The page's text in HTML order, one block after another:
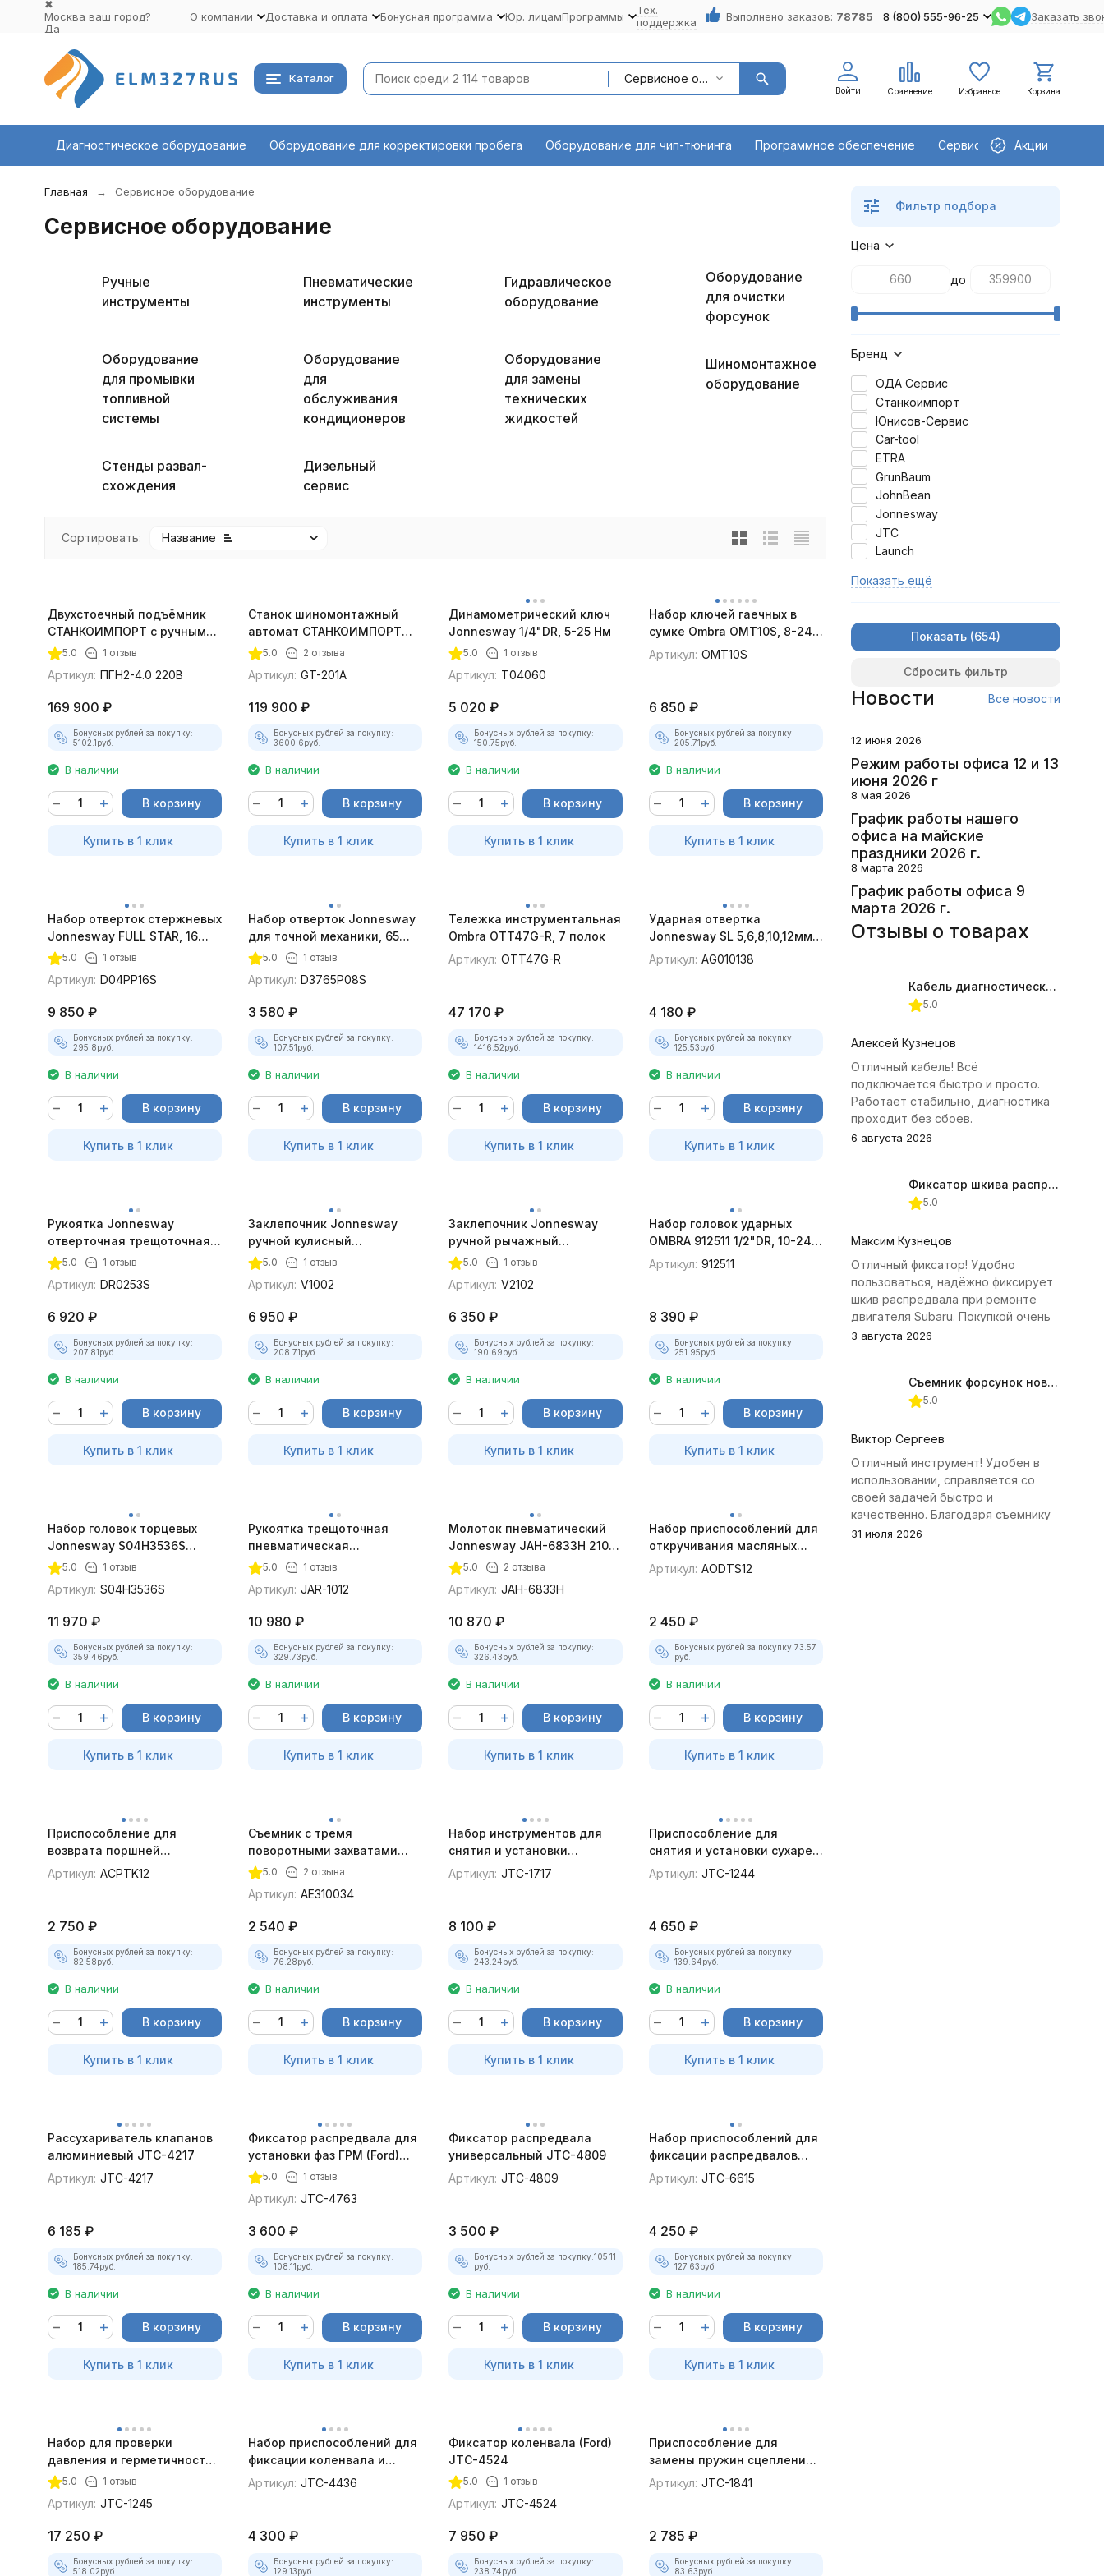
✖
Москва ваш город?
Да
О компании Доставка и оплата Бонусная программа Юр. лицамПрограммы
Тех.
поддержка
Выполнено заказов: 78785 8 (800) 555-96-25 Заказать
Каталог Сервисное оборудование
Войти Сравнение Избранное Корзина
Диагностическое оборудование Оборудование для корректировки пробега Оборудование для чип-тюнинга Программное обеспечение Сервисное оборудование
Акции
Главная Сервисное оборудование
Сервисное оборудование
Ручные
инструменты
Пневматические
инструменты
Гидравлическое
оборудование
Оборудование
для очистки
форсунок
Оборудование
для промывки
топливной
системы
Оборудование
для
обслуживания
кондиционеров
Оборудование
для замены
технических
жидкостей
Шиномонтажное
оборудование
Стенды развал-
схождения
Дизельный
сервис
Сортировать: Название
покупателей
Двухстоечный подъёмник
СТАНКОИМПОРТ с ручными
замками, 4 т., 220В
5.0 1 отзыв
Артикул: ПГН2-4.0 220В
169 900 ₽
Бонусных рублей за покупку:
5102.1руб.
В наличии
В корзину
Купить в 1 клик
Станок шиномонтажный
автомат СТАНКОИМПОРТ
(10"-24") 380В GT-201A
5.0 2 отзыва
Артикул: GT-201A
119 900 ₽
Бонусных рублей за покупку:
3600.6руб.
В наличии
В корзину
Купить в 1 клик
Динамометрический ключ
Jonnesway 1/4"DR, 5-25 Нм
5.0 1 отзыв
Артикул: T04060
5 020 ₽
Бонусных рублей за покупку:
150.75руб.
В наличии
В корзину
Купить в 1 клик
Набор ключей гаечных в
сумке Ombra OMT10S, 8-24
мм, 10 предметов
Артикул: OMT10S
6 850 ₽
Бонусных рублей за покупку:
205.71руб.
В наличии
В корзину
Купить в 1 клик
Набор отверток стержневых
Jonnesway FULL STAR, 16
предметов
5.0 1 отзыв
Артикул: D04PP16S
9 850 ₽
Бонусных рублей за покупку:
295.8руб.
В наличии
В корзину
Купить в 1 клик
Набор отверток Jonnesway
для точной механики, 65
мм, 8 предметов
5.0 1 отзыв
Артикул: D3765P08S
3 580 ₽
Бонусных рублей за покупку:
107.51руб.
В наличии
В корзину
Купить в 1 клик
Тележка инструментальная
Ombra OTT47G-R, 7 полок
Артикул: OTT47G-R
47 170 ₽
Бонусных рублей за покупку:
1416.52руб.
В наличии
В корзину
Купить в 1 клик
Ударная отвертка
Jonnesway SL 5,6,8,10,12мм
PH# 1,2,3,4 Hex 4,5,6,8, 14
предметов
Артикул: AG010138
4 180 ₽
Бонусных рублей за покупку:
125.53руб.
В наличии
В корзину
Купить в 1 клик
Рукоятка Jonnesway
отверточная трещоточная с
гибкой головкой, 53
5.0 1 отзыв
Артикул: DR0253S
6 920 ₽
Бонусных рублей за покупку:
207.81руб.
В наличии
В корзину
Купить в 1 клик
Заклепочник Jonnesway
ручной кулисный
промышленный, 2.4 - 4.8 мм
5.0 1 отзыв
Артикул: V1002
6 950 ₽
Бонусных рублей за покупку:
208.71руб.
В наличии
В корзину
Купить в 1 клик
Заклепочник Jonnesway
ручной рычажный
усиленный, 3.2 - 6.4 мм
5.0 1 отзыв
Артикул: V2102
6 350 ₽
Бонусных рублей за покупку:
190.69руб.
В наличии
В корзину
Купить в 1 клик
Набор головок ударных
OMBRA 912511 1/2"DR, 10-24
мм, 11 предметов
Артикул: 912511
8 390 ₽
Бонусных рублей за покупку:
251.95руб.
В наличии
В корзину
Купить в 1 клик
Набор головок торцевых
Jonnesway S04H3536S
3/8"DR, 36 предметов
5.0 1 отзыв
Артикул: S04H3536S
11 970 ₽
Бонусных рублей за покупку:
359.46руб.
В наличии
В корзину
Купить в 1 клик
Рукоятка трещoточная
пневматическая
укороченная Jonnesway
5.0 1 отзыв
Артикул: JAR-1012
10 980 ₽
Бонусных рублей за покупку:
329.73руб.
В наличии
В корзину
Купить в 1 клик
Молоток пневматический
Jonnesway JAH-6833H 2100
уд/мин., патрон H10
5.0 2 отзыва
Артикул: JAH-6833H
10 870 ₽
Бонусных рублей за покупку:
326.43руб.
В наличии
В корзину
Купить в 1 клик
Набор приспособлений для
откручивания масляных
пробок Thorvik AODTS12
Артикул: AODTS12
2 450 ₽
Бонусных рублей за покупку:73.57
руб.
В наличии
В корзину
Купить в 1 клик
Приспособление для
возврата поршней
цилиндров дисковых
тормозов Thorvik ACPTK12
Артикул: ACPTK12
2 750 ₽
Бонусных рублей за покупку:
82.58руб.
В наличии
В корзину
Купить в 1 клик
Съемник с тремя
поворотными захватами
Jonnesway AE310034
5.0 2 отзыва
Артикул: AE310034
2 540 ₽
Бонусных рублей за покупку:
76.28руб.
В наличии
В корзину
Купить в 1 клик
Набор инструментов для
снятия и установки
маслоотражат-х колпачков
Артикул: JTC-1717
8 100 ₽
Бонусных рублей за покупку:
243.24руб.
В наличии
В корзину
Купить в 1 клик
Приспособление для
снятия и установки сухарей
клапанов JTC-1244
Артикул: JTC-1244
4 650 ₽
Бонусных рублей за покупку:
139.64руб.
В наличии
В корзину
Купить в 1 клик
Рассухариватель клапанов
алюминиевый JTC-4217
Артикул: JTC-4217
6 185 ₽
Бонусных рублей за покупку:
185.74руб.
В наличии
В корзину
Купить в 1 клик
Фиксатор распредвала для
установки фаз ГРМ (Ford)
JTC-4763
5.0 1 отзыв
Артикул: JTC-4763
3 600 ₽
Бонусных рублей за покупку:
108.11руб.
В наличии
В корзину
Купить в 1 клик
Фиксатор распредвала
универсальный JTC-4809
Артикул: JTC-4809
3 500 ₽
Бонусных рублей за покупку:105.11
руб.
В наличии
В корзину
Купить в 1 клик
Набор приспособлений для
фиксации распредвалов
(Opel, Saab, Cadillac) JTC-
6615
Артикул: JTC-6615
4 250 ₽
Бонусных рублей за покупку:
127.63руб.
В наличии
В корзину
Купить в 1 клик
Набор для проверки
давления и герметичности
JTC-1245
5.0 1 отзыв
Артикул: JTC-1245
17 250 ₽
Бонусных рублей за покупку:
518.02руб.
Набор приспособлений для
фиксации коленвала и
распредвала Ford JTC-4436
Артикул: JTC-4436
4 300 ₽
Бонусных рублей за покупку:
129.13руб.
Фиксатор коленвала (Ford)
JTC-4524
5.0 1 отзыв
Артикул: JTC-4524
7 950 ₽
Бонусных рублей за покупку:
238.74руб.
Приспособление для
замены пружин сцепления
JTC-1841
Артикул: JTC-1841
2 785 ₽
Бонусных рублей за покупку:
83.63руб.
Фильтр подбора
Цена
до
Бренд
ОДА Сервис
Станкоимпорт
Юнисов-Сервис
Car-tool
ETRA
GrunBaum
JohnBean
Jonnesway
JTC
Launch
Показать ещё
Показать
Сбросить фильтр
Новости Все новости
12 июня 2026
Режим работы офиса 12 и 13
июня 2026 г
8 мая 2026
График работы нашего
офиса на майские
праздники 2026 г.
8 марта 2026
График работы офиса 9
марта 2026 г.
Отзывы о товарах
Кабель диагностический ГАЗ 24 для АВТОАС
5.0
Алексей Кузнецов
Отличный кабель! Всё
подключается быстро и просто.
Работает стабильно, диагностика
проходит без сбоев.
6 августа 2026
Фиксатор шкива распредвала (Subaru) JTC-4409
5.0
Максим Кузнецов
Отличный фиксатор! Удобно
пользоваться, надёжно фиксирует
шкив распредвала при ремонте
двигателя Subaru. Покупкой очень
доволен.
3 августа 2026
Съемник форсунок новых дизельных двигателей Jonnesway
5.0
Виктор Сергеев
Отличный инструмент! Удобен в
использовании, справляется со
своей задачей быстро и
качественно. Благодаря съемнику
удалось избежать лишних хлопот с
31 июля 2026